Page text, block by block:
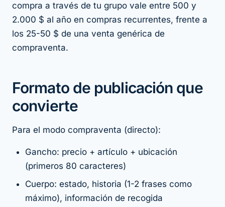
compra a través de tu grupo vale entre 500 y
2.000 $ al año en compras recurrentes, frente a
los 25-50 $ de una venta genérica de
compraventa.
Formato de publicación que
convierte
Para el modo compraventa (directo):
Gancho: precio + artículo + ubicación
(primeros 80 caracteres)
Cuerpo: estado, historia (1-2 frases como
máximo), información de recogida